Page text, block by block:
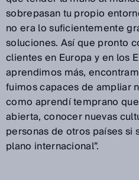
sobrepasan tu propio
no era lo suficientemente
soluciones. Así que pronto
clientes en Europa y en los
aprendimos más,
fuimos capaces de ampliar
como aprendí temprano
abierta, conocer nuevas
personas de otros países
plano internacional”.